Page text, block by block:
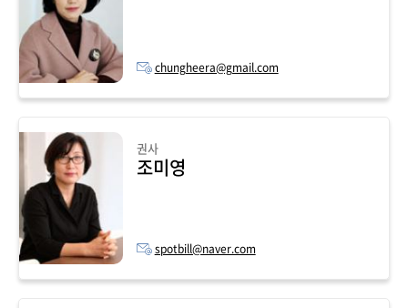
chungheera@gmail.com
권사
조미영
spotbill@naver.com